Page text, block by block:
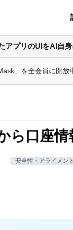
アプリのUIをAI自
」を全会員に開
ら口座
安全性・アライメン